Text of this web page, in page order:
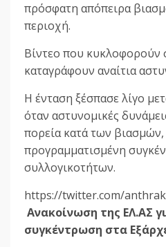
πρόσφατη απόπειρα
περιοχή.
Βίντεο που κυκλοφορούν
καταγράφουν αναίτια
Η ένταση ξέσπασε λίγο
όταν αστυνομικές
πορεία κατά των
προγραμματισμένη
συλλογικοτήτων.
https://twitter.com/
Ανακοίνωση της ΕΛ.ΑΣ
συγκέντρωση στα